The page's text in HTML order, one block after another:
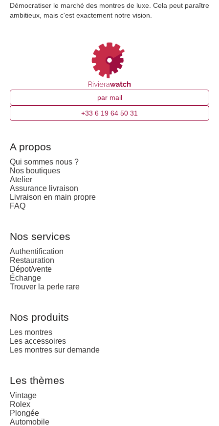
Démocratiser le marché des montres de luxe. Cela peut paraître
ambitieux, mais c'est exactement notre vision.
par mail
+33 6 19 64 50 31
A propos
Qui sommes nous ?
Nos boutiques
Atelier
Assurance livraison
Livraison en main propre
FAQ
Nos services
Authentification
Restauration
Dépot/vente
Échange
Trouver la perle rare
Nos produits
Les montres
Les accessoires
Les montres sur demande
Les thèmes
Vintage
Rolex
Plongée
Automobile